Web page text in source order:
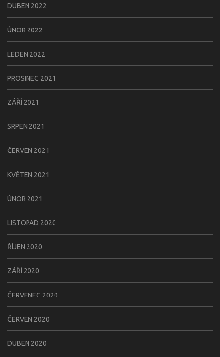
DUBEN 2022
ÚNOR 2022
LEDEN 2022
PROSINEC 2021
ZÁŘÍ 2021
SRPEN 2021
ČERVEN 2021
KVĚTEN 2021
ÚNOR 2021
LISTOPAD 2020
ŘÍJEN 2020
ZÁŘÍ 2020
ČERVENEC 2020
ČERVEN 2020
DUBEN 2020